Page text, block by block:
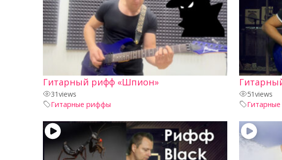
Гитарный рифф «Шпион»
31views
Гитарные риффы
51views